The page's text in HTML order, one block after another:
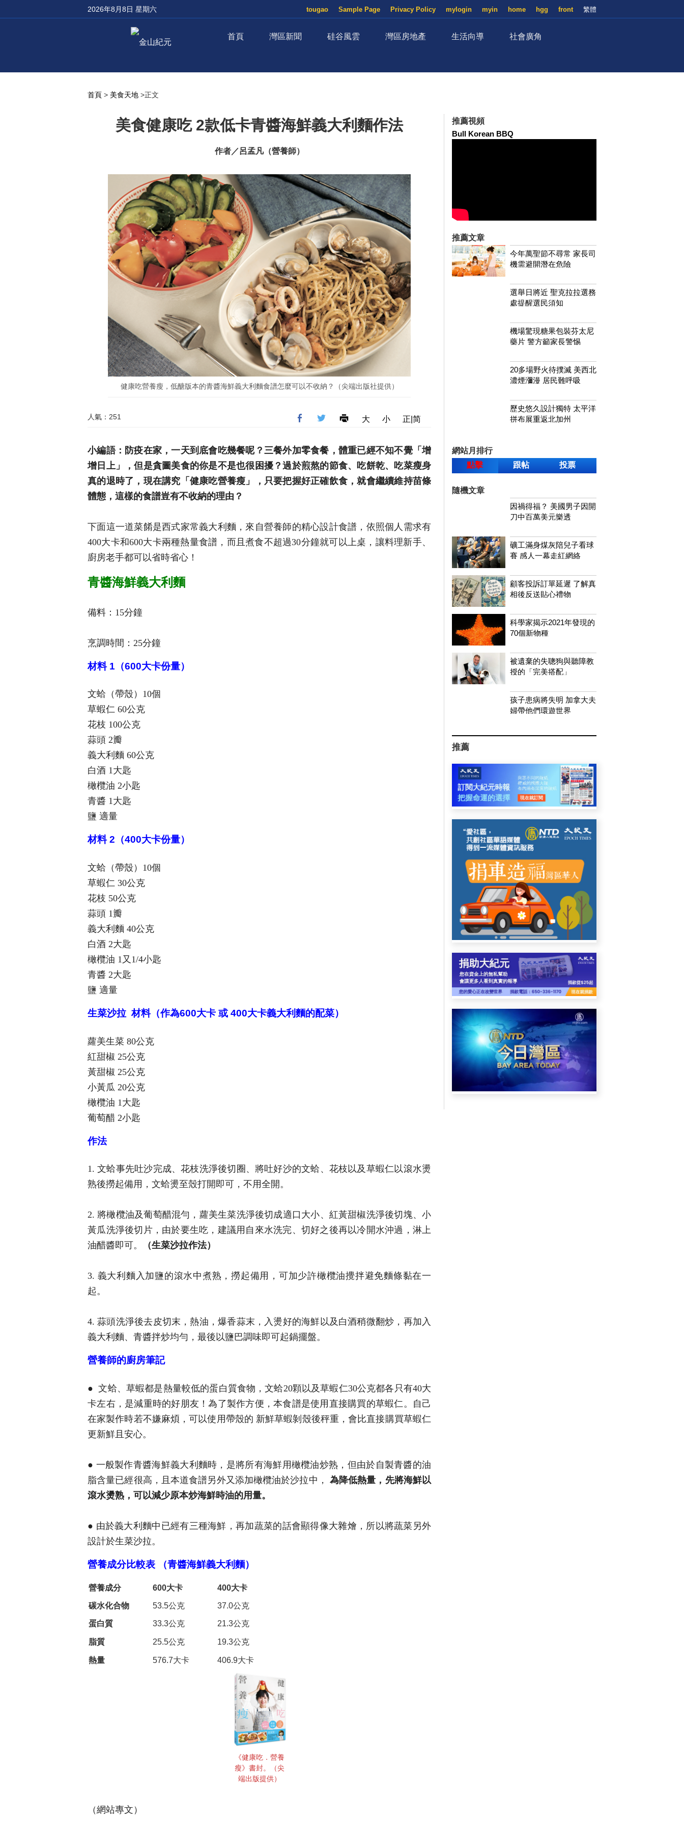
2026年8月8日 星期六 繁體
front
hgg
home
myin
mylogin
Privacy Policy
Sample Page
tougao
首頁 灣區新聞 硅谷風雲 灣區房地產 生活向導 社會廣角
首頁 > 美食天地 >正文
美食健康吃 2款低卡青醬海鮮義大利麵作法
作者／呂孟凡（營養師）
健康吃營養瘦，低醣版本的青醬海鮮義大利麵食譜怎麼可以不收納？（尖端出版社提供）
人氣：251 大 小 正|简
小編語：防疫在家，一天到底會吃幾餐呢？三餐外加零食餐，體重已經不知不覺「增
增日上」，但是貪圖美食的你是不是也很困擾？過於煎熬的節食、吃餅乾、吃菜瘦身
真的退時了，現在講究「健康吃營養瘦」，只要把握好正確飲食，就會繼續維持苗條
體態，這樣的食譜豈有不收納的理由？
下面這一道菜餚是西式家常義大利麵，來自營養師的精心設計食譜，依照個人需求有
400大卡和600大卡兩種熱量食譜，而且煮食不超過30分鐘就可以上桌，讓料理新手、
廚房老手都可以省時省心！
青醬海鮮義大利麵
備料：15分鐘
烹調時間：25分鐘
材料 1（600大卡份量）
文蛤（帶殼）10個
草蝦仁 60公克
花枝 100公克
蒜頭 2瓣
義大利麵 60公克
白酒 1大匙
橄欖油 2小匙
青醬 1大匙
鹽 適量
材料 2（400大卡份量）
文蛤（帶殼）10個
草蝦仁 30公克
花枝 50公克
蒜頭 1瓣
義大利麵 40公克
白酒 2大匙
橄欖油 1又1/4小匙
青醬 2大匙
鹽 適量
生菜沙拉 材料（作為600大卡 或 400大卡義大利麵的配菜）
蘿美生菜 80公克
紅甜椒 25公克
黃甜椒 25公克
小黃瓜 20公克
橄欖油 1大匙
葡萄醋 2小匙
作法
1. 文蛤事先吐沙完成、花枝洗淨後切圈、將吐好沙的文蛤、花枝以及草蝦仁以滾水燙
熟後撈起備用，文蛤燙至殼打開即可，不用全開。
2. 將橄欖油及葡萄醋混勻，蘿美生菜洗淨後切成適口大小、紅黃甜椒洗淨後切塊、小
黃瓜洗淨後切片，由於要生吃，建議用自來水洗完、切好之後再以冷開水沖過，淋上
油醋醬即可。
（生菜沙拉作法）
3. 義大利麵入加鹽的滾水中煮熟，撈起備用，可加少許橄欖油攪拌避免麵條黏在一
起。
4. 蒜頭洗淨後去皮切末，熱油，爆香蒜末，入燙好的海鮮以及白酒稍微翻炒，再加入
義大利麵、青醬拌炒均勻，最後以鹽巴調味即可起鍋擺盤。
營養師的廚房筆記
● 文蛤、草蝦都是熱量較低的蛋白質食物，文蛤20顆以及草蝦仁30公克都各只有40大
卡左右，是減重時的好朋友！為了製作方便，本食譜是使用直接購買的草蝦仁。自己
在家製作時若不嫌麻煩，可以使用帶殼的 新鮮草蝦剝殼後秤重，會比直接購買草蝦仁
更新鮮且安心。
● 一般製作青醬海鮮義大利麵時，是將所有海鮮用橄欖油炒熟，但由於自製青醬的油
脂含量已經很高，且本道食譜另外又添加橄欖油於沙拉中， 為降低熱量，先將海鮮以
滾水燙熟，可以減少原本炒海鮮時油的用量。
● 由於義大利麵中已經有三種海鮮，再加蔬菜的話會顯得像大雜燴，所以將蔬菜另外
設計於生菜沙拉。
營養成分比較表 （青醬海鮮義大利麵）
營養成分 600大卡 400大卡
碳水化合物 53.5公克 37.0公克
蛋白質 33.3公克 21.3公克
脂質 25.5公克 19.3公克
熱量 576.7大卡 406.9大卡
《健康吃．營養
瘦》書封。（尖
端出版提供）
（網站專文）
推薦視頻
Bull Korean BBQ
推薦文章
今年萬聖節不尋常 家長司
機需避開潛在危險
選舉日將近 聖克拉拉選務
處提醒選民須知
機場驚現糖果包裝芬太尼
藥片 警方籲家長警惕
20多場野火待撲滅 美西北
濃煙瀰漫 居民難呼吸
歷史悠久設計獨特 太平洋
拼布展重返北加州
網站月排行
點擊
跟帖 投票
隨機文章
因禍得福？ 美國男子因開
刀中百萬美元樂透
礦工滿身煤灰陪兒子看球
賽 感人一幕走紅網絡
顧客投訴訂單延遲 了解真
相後反送貼心禮物
科學家揭示2021年發現的
70個新物種
被遺棄的失聰狗與聽障教
授的「完美搭配」
孩子患病將失明 加拿大夫
婦帶他們環遊世界
推薦